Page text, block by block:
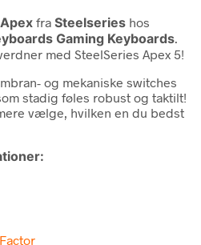
fra Steelseries hos
Gaming Keyboards.
med SteelSeries Apex 5!
og mekaniske switches
stadig føles robust og taktilt!
vælge, hvilken en du bedst